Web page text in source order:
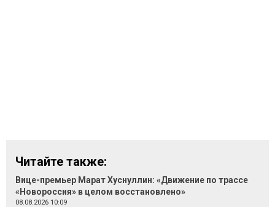
Читайте также:
Вице-премьер Марат Хуснуллин: «Движение по трассе
«Новороссия» в целом восстановлено»
08.08.2026 10:09